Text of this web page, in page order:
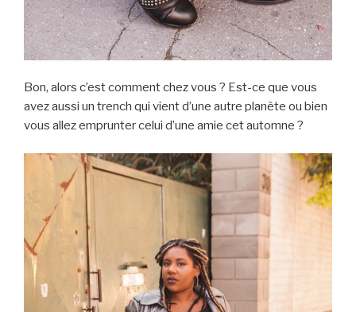
Bon, alors c’est comment chez vous ? Est-ce que vous
avez aussi un trench qui vient d’une autre planète ou bien
vous allez emprunter celui d’une amie cet automne ?